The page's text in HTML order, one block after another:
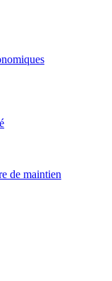
de maintien